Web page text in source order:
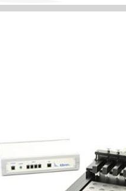
原理和优点 应用领域